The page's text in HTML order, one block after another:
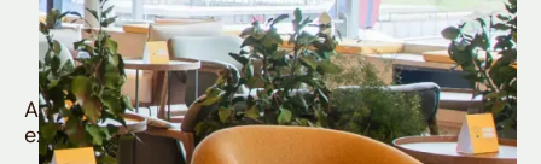
Quem é Nomad tem
muito mais
Aproveite todos os benefícios e vantagens
exclusivas da sua Conta Internacional